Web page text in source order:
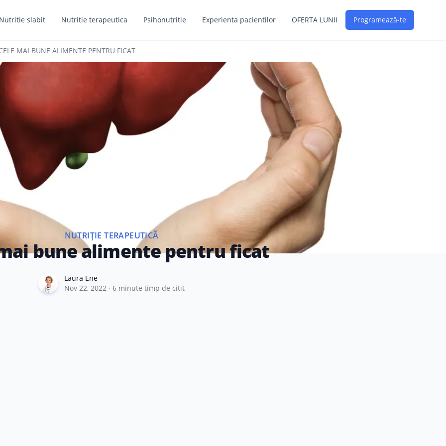
slabit Nutritie terapeutica Psihonutritie Experienta pacientilor OFERTA LUNII Programează-te
CELE MAI BUNE ALIMENTE PENTRU FICAT
NUTRIȚIE TERAPEUTICĂ
bune alimente pentru ficat
Laura EneLaura Ene
Nov 22, 2022 · 6 minute timp de citit